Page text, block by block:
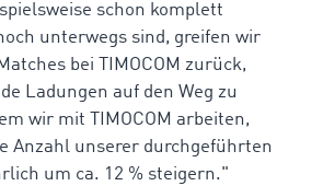
schon komplett
unterwegs sind, greifen wir
bei TIMOCOM zurück,
Ladungen auf den Weg zu
wir mit TIMOCOM arbeiten,
Anzahl unserer durchgeführten
um ca. 12 % steigern."